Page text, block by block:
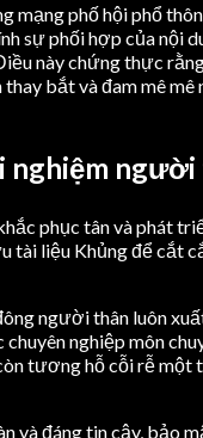
mạng phố hội phổ
phối hợp của nội
này chứng thực
bắt và đam mê
nghiệm
phục tân và phát
liệu Khủng để
người thân luôn
nghiệp môn
tương hỗ cỗi rễ
đáng tin cậy, bảo